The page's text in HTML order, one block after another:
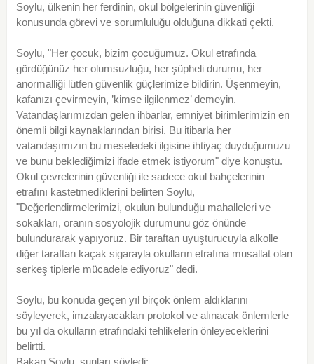
Soylu, ülkenin her ferdinin, okul bölgelerinin güvenliği
konusunda görevi ve sorumluluğu olduğuna dikkati çekti.
Soylu, "Her çocuk, bizim çocuğumuz. Okul etrafında
gördüğünüz her olumsuzluğu, her şüpheli durumu, her
anormalliği lütfen güvenlik güçlerimize bildirin. Üşenmeyin,
kafanızı çevirmeyin, ’kimse ilgilenmez’ demeyin.
Vatandaşlarımızdan gelen ihbarlar, emniyet birimlerimizin en
önemli bilgi kaynaklarından birisi. Bu itibarla her
vatandaşımızın bu meseledeki ilgisine ihtiyaç duyduğumuzu
ve bunu beklediğimizi ifade etmek istiyorum" diye konuştu.
Okul çevrelerinin güvenliği ile sadece okul bahçelerinin
etrafını kastetmediklerini belirten Soylu,
"Değerlendirmelerimizi, okulun bulunduğu mahalleleri ve
sokakları, oranın sosyolojik durumunu göz önünde
bulundurarak yapıyoruz. Bir taraftan uyuşturucuyla alkolle
diğer taraftan kaçak sigarayla okulların etrafına musallat olan
serkeş tiplerle mücadele ediyoruz" dedi.
Soylu, bu konuda geçen yıl birçok önlem aldıklarını
söyleyerek, imzalayacakları protokol ve alınacak önlemlerle
bu yıl da okulların etrafındaki tehlikelerin önleyeceklerini
belirtti.